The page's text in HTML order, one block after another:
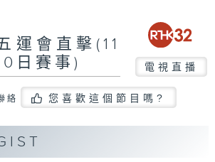
運會直擊(11
日賽事)
電視直播
絡 您喜歡這個節目嗎?